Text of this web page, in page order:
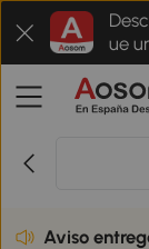
ue
r
Aviso